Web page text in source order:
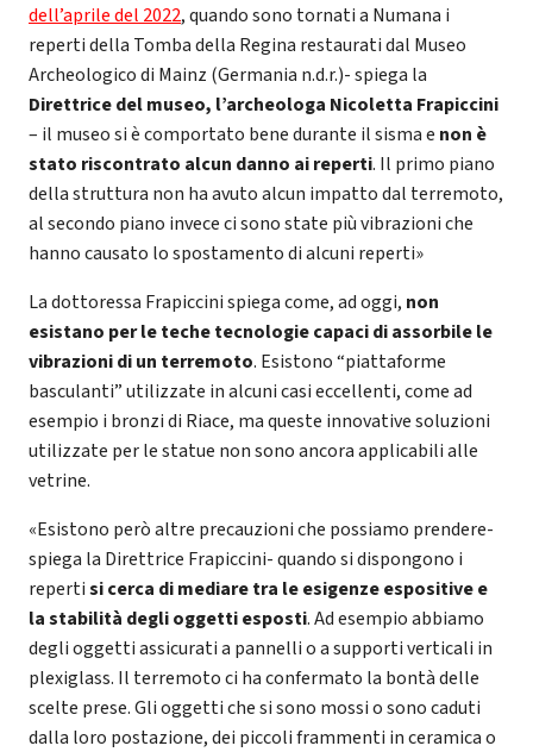
dell’aprile del 2022, quando sono tornati a Numana i
reperti della Tomba della Regina restaurati dal Museo
Archeologico di Mainz (Germania n.d.r.)- spiega la
Direttrice del museo, l’archeologa Nicoletta Frapiccini
– il museo si è comportato bene durante il sisma e non è
stato riscontrato alcun danno ai reperti. Il primo piano
della struttura non ha avuto alcun impatto dal terremoto,
al secondo piano invece ci sono state più vibrazioni che
hanno causato lo spostamento di alcuni reperti»
La dottoressa Frapiccini spiega come, ad oggi, non
esistano per le teche tecnologie capaci di assorbile le
vibrazioni di un terremoto. Esistono “piattaforme
basculanti” utilizzate in alcuni casi eccellenti, come ad
esempio i bronzi di Riace, ma queste innovative soluzioni
utilizzate per le statue non sono ancora applicabili alle
vetrine.
«Esistono però altre precauzioni che possiamo prendere-
spiega la Direttrice Frapiccini- quando si dispongono i
repertisi cerca di mediare tra le esigenze espositive e
la stabilità degli oggetti esposti. Ad esempio abbiamo
degli oggetti assicurati a pannelli o a supporti verticali in
plexiglass. Il terremoto ci ha confermato la bontà delle
scelte prese. Gli oggetti che si sono mossi o sono caduti
dalla loro postazione, dei piccoli frammenti in ceramica o